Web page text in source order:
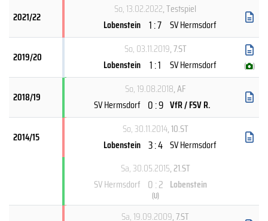
2021/22
So, 13.02.2022, Testspiel
Lobenstein 1 : 7 SV Hermsdorf
2019/20
So, 03.11.2019, 7.ST
Lobenstein 1 : 1 SV Hermsdorf ( )
2018/19
So, 19.08.2018, AF
SV Hermsdorf 0 : 9 VfR / FSV R.
2014/15
So, 30.11.2014, 10.ST
Lobenstein 3 : 4 SV Hermsdorf
Sa, 30.05.2015, 21.ST
SV Hermsdorf 0 : 2
(U)
Lobenstein
Sa, 19.09.2009, 7.ST